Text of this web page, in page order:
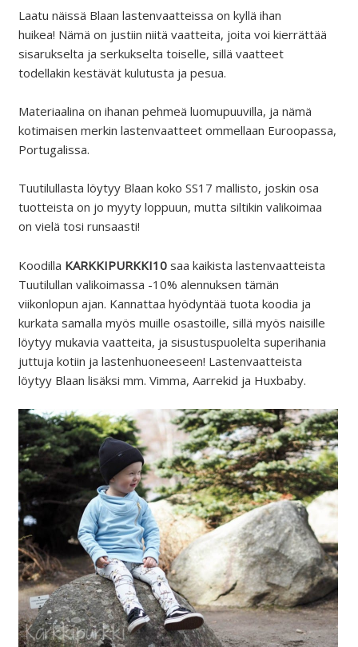
Laatu näissä Blaan lastenvaatteissa on kyllä ihan
huikea! Nämä on justiin niitä vaatteita, joita voi kierrättää
sisarukselta ja serkukselta toiselle, sillä vaatteet
todellakin kestävät kulutusta ja pesua.
Materiaalina on ihanan pehmeä luomupuuvilla, ja nämä
kotimaisen merkin lastenvaatteet ommellaan Euroopassa,
Portugalissa.
Tuutilullasta löytyy Blaan koko SS17 mallisto, joskin osa
tuotteista on jo myyty loppuun, mutta siltikin valikoimaa
on vielä tosi runsaasti!
Koodilla KARKKIPURKKI10saa kaikista lastenvaatteista
Tuutilullan valikoimassa -10% alennuksen tämän
viikonlopun ajan. Kannattaa hyödyntää tuota koodia ja
kurkata samalla myös muille osastoille, sillä myös naisille
löytyy mukavia vaatteita, ja sisustuspuolelta superihania
juttuja kotiin ja lastenhuoneeseen! Lastenvaatteista
löytyy Blaan lisäksi mm. Vimma, Aarrekid ja Huxbaby.